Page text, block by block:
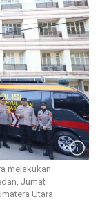
melakukan
Jumat
Utara